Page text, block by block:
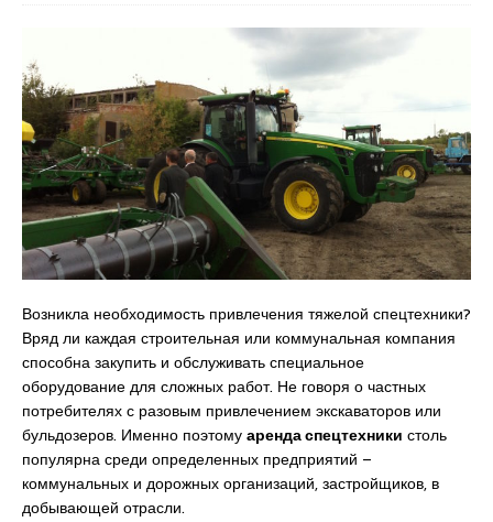
Возникла необходимость привлечения тяжелой спецтехники?
Вряд ли каждая строительная или коммунальная компания
способна закупить и обслуживать специальное
оборудование для сложных работ. Не говоря о частных
потребителях с разовым привлечением экскаваторов или
бульдозеров. Именно поэтомуаренда спецтехники столь
популярна среди определенных предприятий –
коммунальных и дорожных организаций, застройщиков, в
добывающей отрасли.